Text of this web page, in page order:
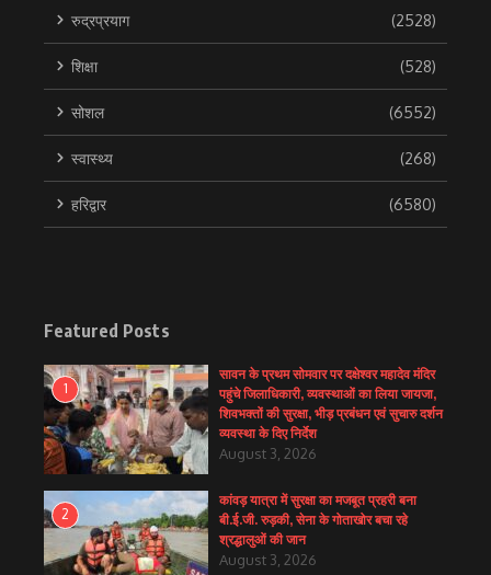
रुद्रप्रयाग (2528)
शिक्षा (528)
सोशल (6552)
स्वास्थ्य (268)
हरिद्वार (6580)
Featured Posts
1
सावन के प्रथम सोमवार पर दक्षेश्वर महादेव मंदिर
पहुंचे जिलाधिकारी, व्यवस्थाओं का लिया जायजा,
शिवभक्तों की सुरक्षा, भीड़ प्रबंधन एवं सुचारु दर्शन
व्यवस्था के दिए निर्देश
August 3, 2026
2
कांवड़ यात्रा में सुरक्षा का मजबूत प्रहरी बना
बी.ई.जी. रुड़की, सेना के गोताखोर बचा रहे
श्रद्धालुओं की जान
August 3, 2026